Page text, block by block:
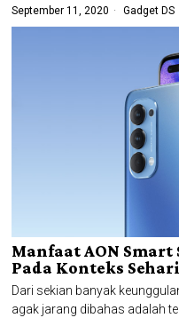
September 11, 2020 Gadget DS
Manfaat AON Smart
Pada Konteks
Dari sekian banyak
agak jarang dibahas adalah